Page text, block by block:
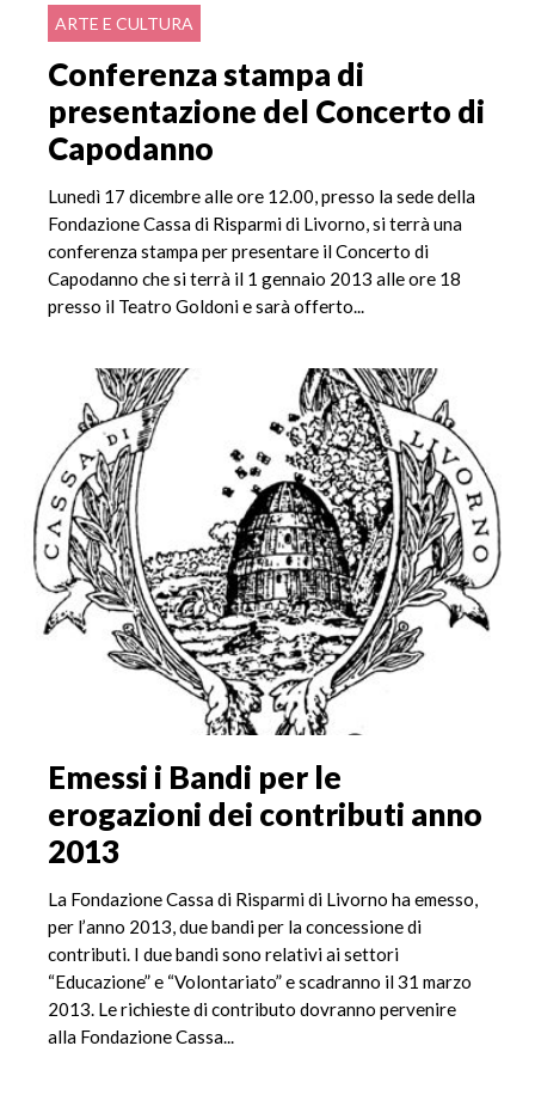
ARTE E CULTURA
Conferenza stampa di
presentazione del Concerto di
Capodanno
Lunedì 17 dicembre alle ore 12.00, presso la sede della
Fondazione Cassa di Risparmi di Livorno, si terrà una
conferenza stampa per presentare il Concerto di
Capodanno che si terrà il 1 gennaio 2013 alle ore 18
presso il Teatro Goldoni e sarà offerto...
Emessi i Bandi per le
erogazioni dei contributi anno
2013
La Fondazione Cassa di Risparmi di Livorno ha emesso,
per l’anno 2013, due bandi per la concessione di
contributi. I due bandi sono relativi ai settori
“Educazione” e “Volontariato” e scadranno il 31 marzo
2013. Le richieste di contributo dovranno pervenire
alla Fondazione Cassa...